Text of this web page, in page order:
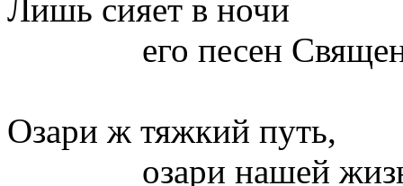
Лишь сияет в ночи
его песен
Озари ж тяжкий путь,
озари нашей